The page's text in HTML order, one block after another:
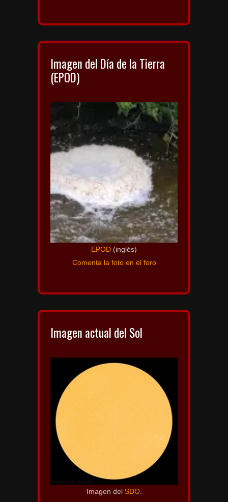
Imagen del Día de la Tierra
(EPOD)
EPOD (inglés)
Comenta la foto en el foro
Imagen actual del Sol
Imagen del SDO.